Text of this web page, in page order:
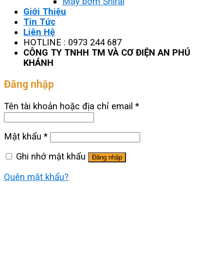
Giới Thiệu
Tin Tức
Liên Hệ
HOTLINE : 0973 244 687
CÔNG TY TNHH TM VÀ CƠ ĐIỆN AN PHÚ
KHÁNH
Đăng nhập
Tên tài khoản hoặc địa chỉ email *
Mật khẩu *
Ghi nhớ mật khẩu
Đăng nhập
Quên mật khẩu?